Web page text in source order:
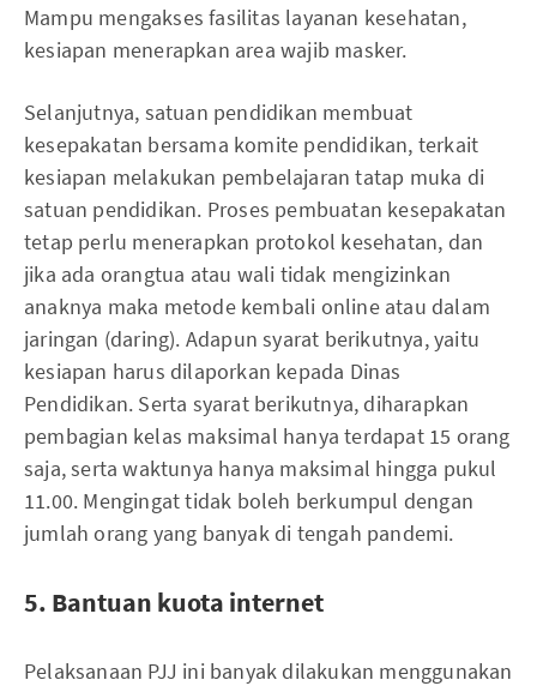
Mampu mengakses fasilitas layanan kesehatan,
kesiapan menerapkan area wajib masker.
Selanjutnya, satuan pendidikan membuat
kesepakatan bersama komite pendidikan, terkait
kesiapan melakukan pembelajaran tatap muka di
satuan pendidikan. Proses pembuatan kesepakatan
tetap perlu menerapkan protokol kesehatan, dan
jika ada orangtua atau wali tidak mengizinkan
anaknya maka metode kembali online atau dalam
jaringan (daring). Adapun syarat berikutnya, yaitu
kesiapan harus dilaporkan kepada Dinas
Pendidikan. Serta syarat berikutnya, diharapkan
pembagian kelas maksimal hanya terdapat 15 orang
saja, serta waktunya hanya maksimal hingga pukul
11.00. Mengingat tidak boleh berkumpul dengan
jumlah orang yang banyak di tengah pandemi.
5. Bantuan kuota internet
Pelaksanaan PJJ ini banyak dilakukan menggunakan